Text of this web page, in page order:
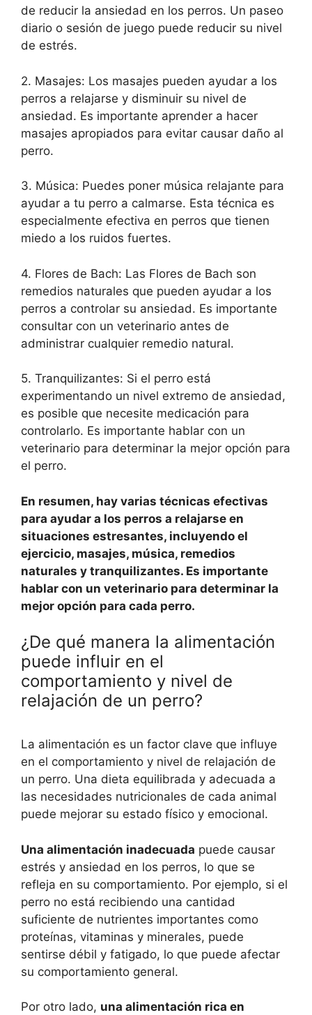
de reducir la ansiedad en los perros. Un paseo
diario o sesión de juego puede reducir su nivel
de estrés.
2. Masajes: Los masajes pueden ayudar a los
perros a relajarse y disminuir su nivel de
ansiedad. Es importante aprender a hacer
masajes apropiados para evitar causar daño al
perro.
3. Música: Puedes poner música relajante para
ayudar a tu perro a calmarse. Esta técnica es
especialmente efectiva en perros que tienen
miedo a los ruidos fuertes.
4. Flores de Bach: Las Flores de Bach son
remedios naturales que pueden ayudar a los
perros a controlar su ansiedad. Es importante
consultar con un veterinario antes de
administrar cualquier remedio natural.
5. Tranquilizantes: Si el perro está
experimentando un nivel extremo de ansiedad,
es posible que necesite medicación para
controlarlo. Es importante hablar con un
veterinario para determinar la mejor opción para
el perro.
En resumen, hay varias técnicas efectivas
para ayudar a los perros a relajarse en
situaciones estresantes, incluyendo el
ejercicio, masajes, música, remedios
naturales y tranquilizantes. Es importante
hablar con un veterinario para determinar la
mejor opción para cada perro.
¿De qué manera la alimentación
puede influir en el
comportamiento y nivel de
relajación de un perro?
La alimentación es un factor clave que influye
en el comportamiento y nivel de relajación de
un perro. Una dieta equilibrada y adecuada a
las necesidades nutricionales de cada animal
puede mejorar su estado físico y emocional.
Una alimentación inadecuada puede causar
estrés y ansiedad en los perros, lo que se
refleja en su comportamiento. Por ejemplo, si el
perro no está recibiendo una cantidad
suficiente de nutrientes importantes como
proteínas, vitaminas y minerales, puede
sentirse débil y fatigado, lo que puede afectar
su comportamiento general.
Por otro lado, una alimentación rica en